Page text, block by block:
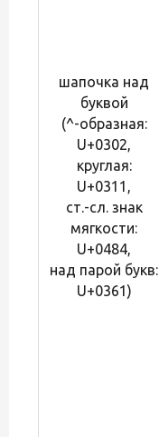
шапочка над
буквой
(^-образная:
U+0302,
круглая:
U+0311,
ст.-сл. знак
мягкости:
U+0484,
над парой букв:
U+0361)